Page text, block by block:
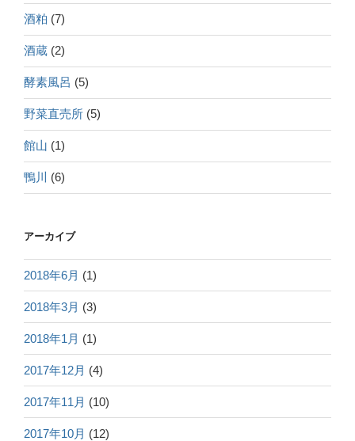
酒粕 (7)
酒蔵 (2)
酵素風呂 (5)
野菜直売所 (5)
館山 (1)
鴨川 (6)
アーカイブ
2018年6月 (1)
2018年3月 (3)
2018年1月 (1)
2017年12月 (4)
2017年11月 (10)
2017年10月 (12)